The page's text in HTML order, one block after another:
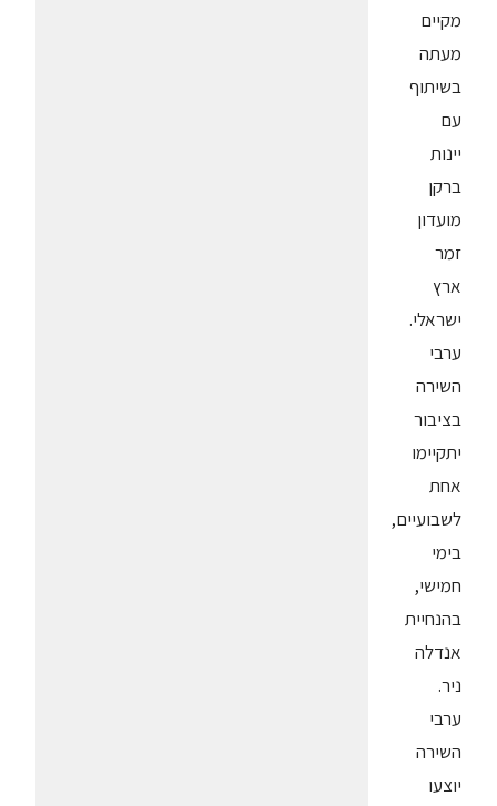
מקיים
מעתה
בשיתוף
עם
יינות
ברקן
מועדון
זמר
ארץ
ישראלי.
ערבי
השירה
בציבור
יתקיימו
אחת
לשבועיים,
בימי
חמישי,
בהנחיית
אנדלה
ניר.
ערבי
השירה
יוצעו